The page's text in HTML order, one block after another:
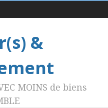
1
&
MOINS de biens